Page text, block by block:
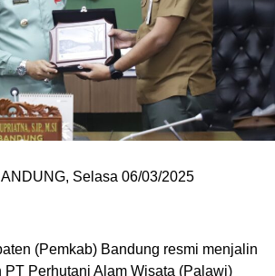
Selasa 06/03/2025
(Pemkab) Bandung resmi menjalin
PT Perhutani Alam Wisata (Palawi)